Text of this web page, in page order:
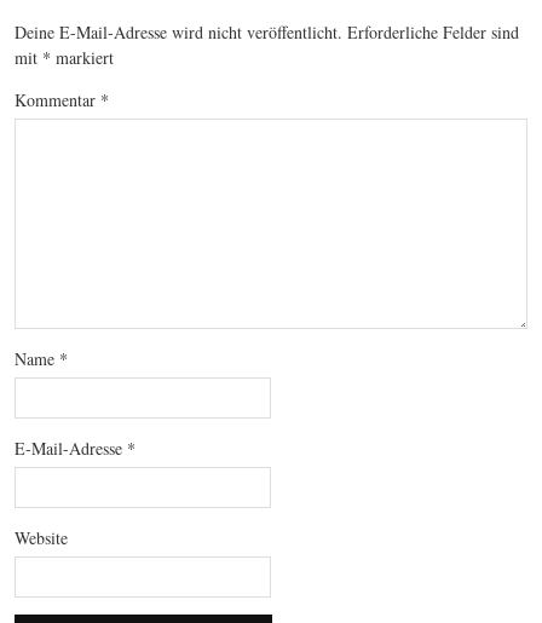
Deine E-Mail-Adresse wird nicht veröffentlicht. Erforderliche Felder sind
mit * markiert
Kommentar *
Name *
E-Mail-Adresse *
Website